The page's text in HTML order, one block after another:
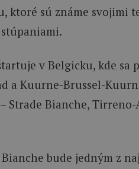
ktoré sú známe svojimi
v Belgicku, kde sa
a Kuurne-Brussel-
Strade Bianche,
bude jedným z